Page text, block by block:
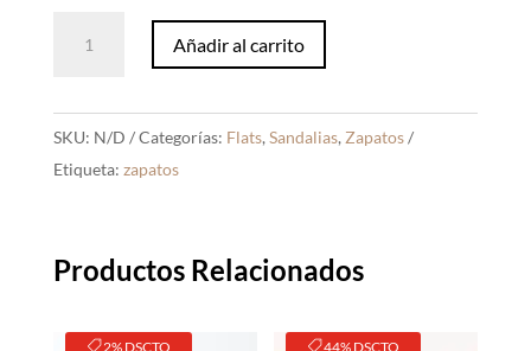
Persa
Añadir al carrito
SKU: N/D Categorías: Flats, Sandalias, Zapatos
Etiqueta: zapatos
Productos Relacionados
2% DSCTO 44% DSCTO